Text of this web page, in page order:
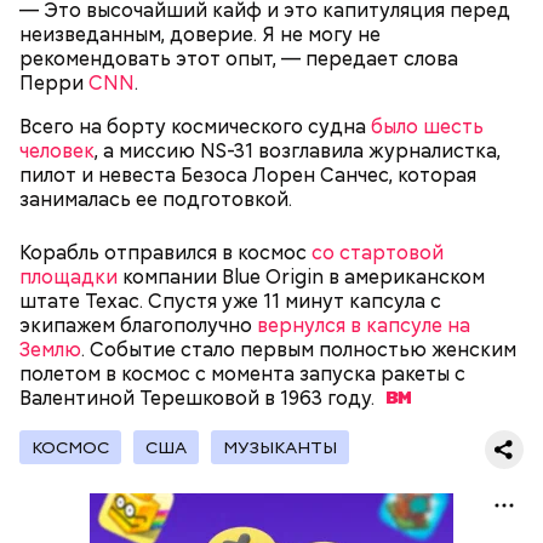
— Это высочайший кайф и это капитуляция перед
неизведанным, доверие. Я не могу не
рекомендовать этот опыт, — передает слова
ПерриCNN.
Всего на борту космического суднабыло шесть
человек, а миссию NS-31 возглавила журналистка,
пилот и невеста Безоса Лорен Санчес, которая
занималась ее подготовкой.
Корабль отправился в космос со стартовой
площадки компании Blue Origin в американском
штате Техас. Спустя уже 11 минут капсула с
экипажем благополучно вернулся в капсуле на
Землю. Событие стало первым полностью женским
полетом в космос с момента запуска ракеты с
Валентиной Терешковой в 1963 году.
КОСМОС США МУЗЫКАНТЫ
Люсиль Рандон (118 лет)
Фото: public domain